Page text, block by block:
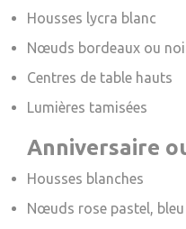
Housses lycra blanc
Nœuds bordeaux ou
Centres de table hauts
Lumières tamisées
Anniversaire
Housses blanches
Nœuds rose pastel,